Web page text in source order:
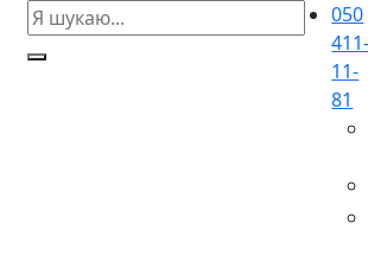
050
11-
81